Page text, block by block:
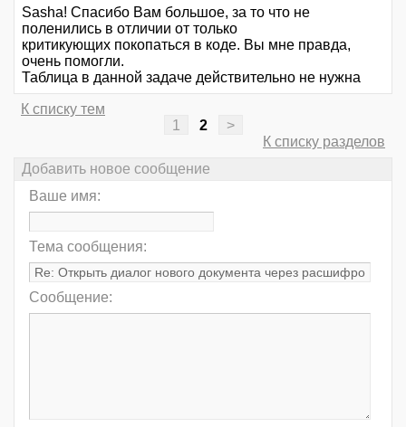
Sasha! Спасибо Вам большое, за то что не
поленились в отличии от только
критикующих покопаться в коде. Вы мне правда,
очень помогли.
Таблица в данной задаче действительно не нужна
К списку тем
1
2
>
К списку разделов
Добавить новое сообщение
Ваше имя:
Тема сообщения:
Сообщение: